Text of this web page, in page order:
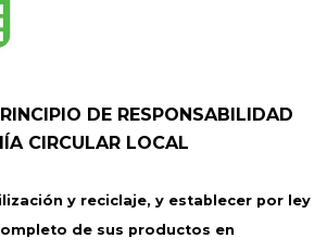
DE RESPONSABILIDAD
CIRCULAR LOCAL
y reciclaje, y establecer por ley
de sus productos en